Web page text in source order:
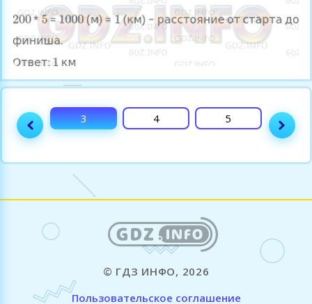
3 4 5
© ГДЗ ИНФО, 2026
Пользовательское соглашение